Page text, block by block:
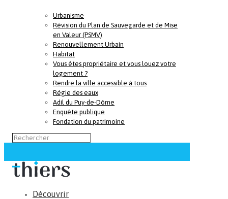
Urbanisme
Révision du Plan de Sauvegarde et de Mise
en Valeur (PSMV)
Renouvellement Urbain
Habitat
Vous êtes propriétaire et vous louez votre
logement ?
Rendre la ville accessible à tous
Régie des eaux
Adil du Puy-de-Dôme
Enquête publique
Fondation du patrimoine
Découvrir